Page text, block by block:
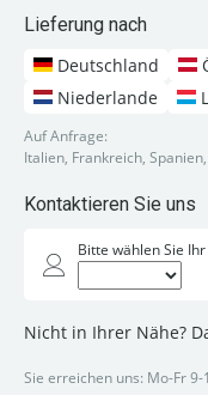
Lieferung nach
Deutschland
Niederlande
Auf Anfrage:
Italien, Frankreich,
Kontaktieren Sie uns
Bitte wählen Sie
Nicht in Ihrer Nähe?
Sie erreichen uns: Mo-Fr